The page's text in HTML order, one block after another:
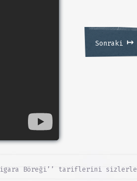
Sonraki ↦
Sigara Böreği’’ tariflerini sizlerle